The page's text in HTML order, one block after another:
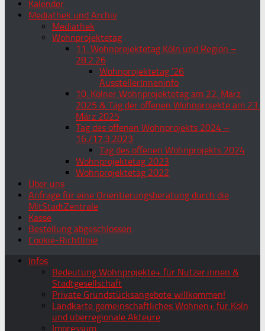
Kalender
Mediathek und Archiv
Mediathek
Wohnprojektetag
11. Wohnprojektetag Köln und Region –
28.2.26
Wohnprojektetag ’26
AusstellerInneninfo
10. Kölner Wohnprojektetag am 22. März
2025 & Tag der offenen Wohnprojekte am 23.
März 2025
Tag des offenen Wohnprojekts 2024 –
16./17.3.2023
Tag des offenen Wohnprojekts 2024
Wohnprojektetag 2023
Wohnprojektetag 2022
Über uns
Anfrage für eine Orientierungsberatung durch die
MitStadtZentrale
Kasse
Bestellung abgeschlossen
Cookie-Richtlinie
Infos
Bedeutung Wohnprojekte+ für Nutzer:innen &
Stadtgesellschaft
Private Grundstücksangebote willkommen!
Landkarte gemeinschaftliches Wohnen+ für Köln
und überregionale Akteure
Impressum